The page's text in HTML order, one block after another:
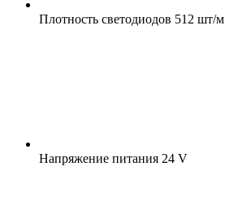
Плотность светодиодов 512 шт/м
Напряжение питания 24 V